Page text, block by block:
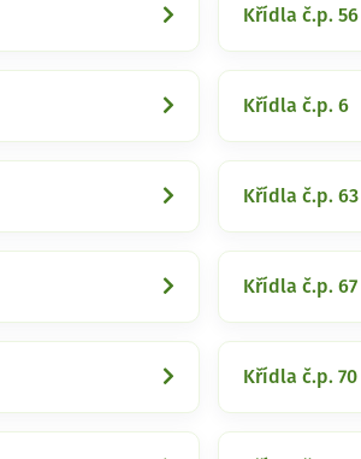
Křídla č.p. 56
Křídla č.p. 6
Křídla č.p. 63
Křídla č.p. 67
Křídla č.p. 70